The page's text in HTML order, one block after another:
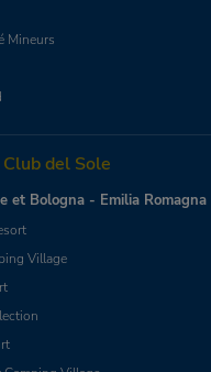
Mineurs
del Sole
et Bologna - Emilia Romagna
Village